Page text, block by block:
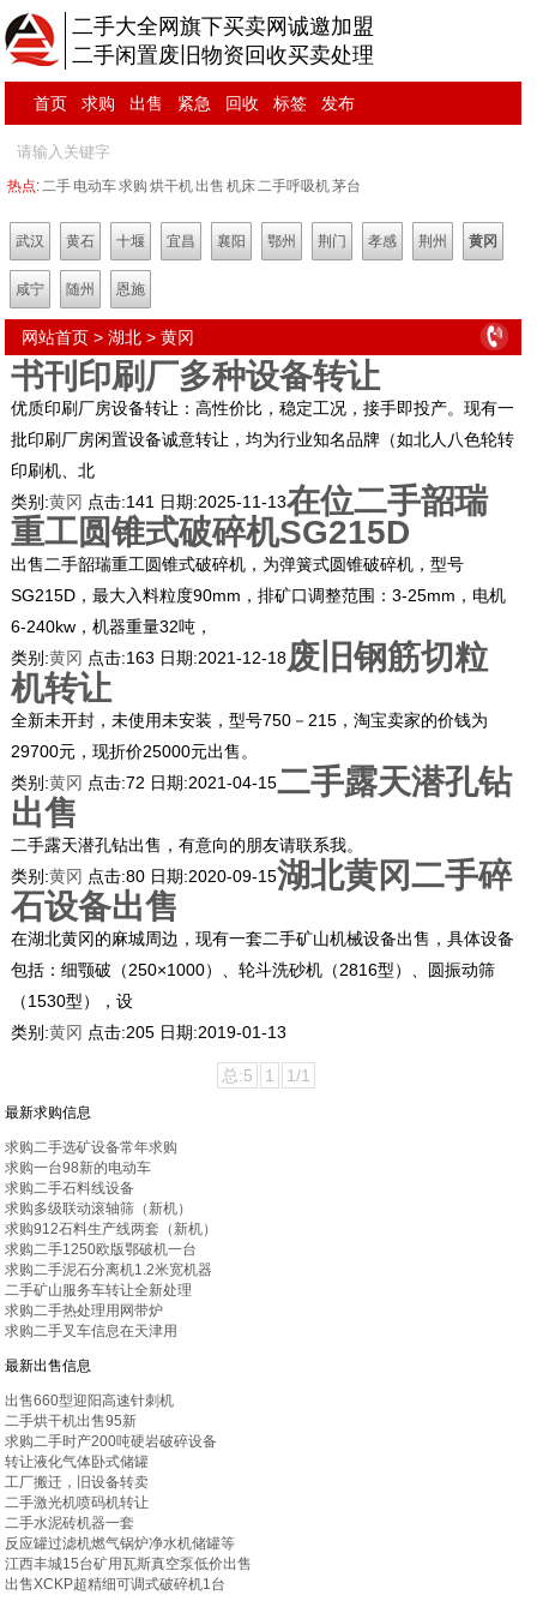
二手大全网旗下买卖网诚邀加盟
二手闲置废旧物资回收买卖处理
首页 求购 出售 紧急 回收 标签 发布
热点:二手 电动车求购 烘干机出售 机床二手呼吸机茅台
武汉 黄石 十堰 宜昌 襄阳 鄂州 荆门 孝感 荆州 黄冈
咸宁 随州 恩施
网站首页 >湖北 >黄冈
书刊印刷厂多种设备转让
优质印刷厂房设备转让：高性价比，稳定工况，接手即投产。现有一
批印刷厂房闲置设备诚意转让，均为行业知名品牌（如北人八色轮转
印刷机、北
类别:黄冈 点击:141 日期:2025-11-13在位二手韶瑞
重工圆锥式破碎机SG215D
出售二手韶瑞重工圆锥式破碎机，为弹簧式圆锥破碎机，型号
SG215D，最大入料粒度90mm，排矿口调整范围：3-25mm，电机
6-240kw，机器重量32吨，
类别:黄冈 点击:163 日期:2021-12-18废旧钢筋切粒
机转让
全新未开封，未使用未安装，型号750－215，淘宝卖家的价钱为
29700元，现折价25000元出售。
类别:黄冈 点击:72 日期:2021-04-15二手露天潜孔钻
出售
二手露天潜孔钻出售，有意向的朋友请联系我。
类别:黄冈 点击:80 日期:2020-09-15湖北黄冈二手碎
石设备出售
在湖北黄冈的麻城周边，现有一套二手矿山机械设备出售，具体设备
包括：细颚破（250×1000）、轮斗洗砂机（2816型）、圆振动筛
（1530型），设
类别:黄冈 点击:205 日期:2019-01-13
总:5 1 1/1
最新求购信息
求购二手选矿设备常年求购
求购一台98新的电动车
求购二手石料线设备
求购多级联动滚轴筛（新机）
求购912石料生产线两套（新机）
求购二手1250欧版鄂破机一台
求购二手泥石分离机1.2米宽机器
二手矿山服务车转让全新处理
求购二手热处理用网带炉
求购二手叉车信息在天津用
最新出售信息
出售660型迎阳高速针刺机
二手烘干机出售95新
求购二手时产200吨硬岩破碎设备
转让液化气体卧式储罐
工厂搬迁，旧设备转卖
二手激光机喷码机转让
二手水泥砖机器一套
反应罐过滤机燃气锅炉净水机储罐等
江西丰城15台矿用瓦斯真空泵低价出售
出售XCKP超精细可调式破碎机1台